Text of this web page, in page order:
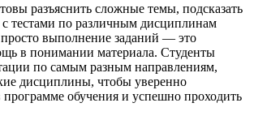
разъяснить сложные темы, подсказать
тестами по различным дисциплинам
выполнение заданий — это
в понимании материала. Студенты
по самым разным направлениям,
дисциплины, чтобы уверенно
программе обучения и успешно проходить